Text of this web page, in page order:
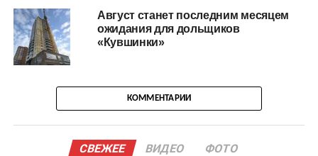
Август станет последним месяцем
ожидания для дольщиков
«Кувшинки»
КОММЕНТАРИИ
СВЕЖЕЕ ВИДЕО ФОТО